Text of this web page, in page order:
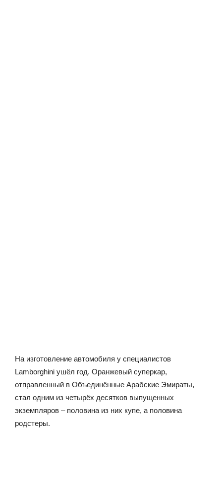
На изготовление автомобиля у специалистов
Lamborghini ушёл год. Оранжевый суперкар,
отправленный в Объединённые Арабские Эмираты,
стал одним из четырёх десятков выпущенных
экземпляров – половина из них купе, а половина
родстеры.